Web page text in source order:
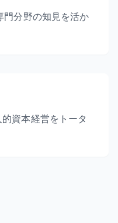
分野の知見を活か
資本経営をトータ